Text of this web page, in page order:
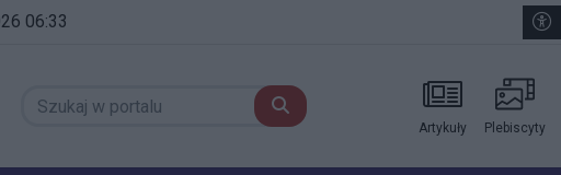
06:33
Artykuły Plebiscyty